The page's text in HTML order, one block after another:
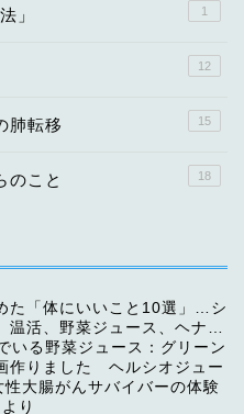
」 1
12
肺転移 15
のこと 18
た「体にいいこと10選」…シ
温活、野菜ジュース、ヘナ…
いる野菜ジュース：グリーン
作りました ヘルシオジュー
大腸がんサバイバーの体験
より